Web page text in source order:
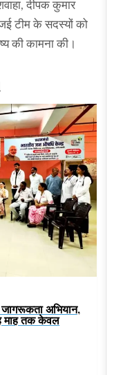
दीपक कुमार
टीम के सदस्यों को
की कामना की।
अभियान,
माह तक केवल